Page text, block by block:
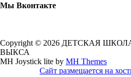
Мы Вконтакте
Copyright © 2026 ДЕТСКАЯ
ВЫКСА
MH Joystick lite by MH Themes
Сайт размещается на